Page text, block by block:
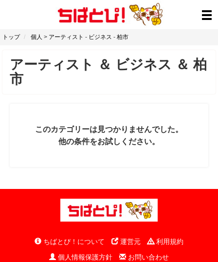
トップ 個人 > アーティスト - ビジネス - 柏市
アーティスト ＆ ビジネス ＆柏
市
このカテゴリーは見つかりませんでした。
他の条件をお試しください。
ちばとぴ！について 運営元
利用規約
個人情報保護方針
お問い合わせ